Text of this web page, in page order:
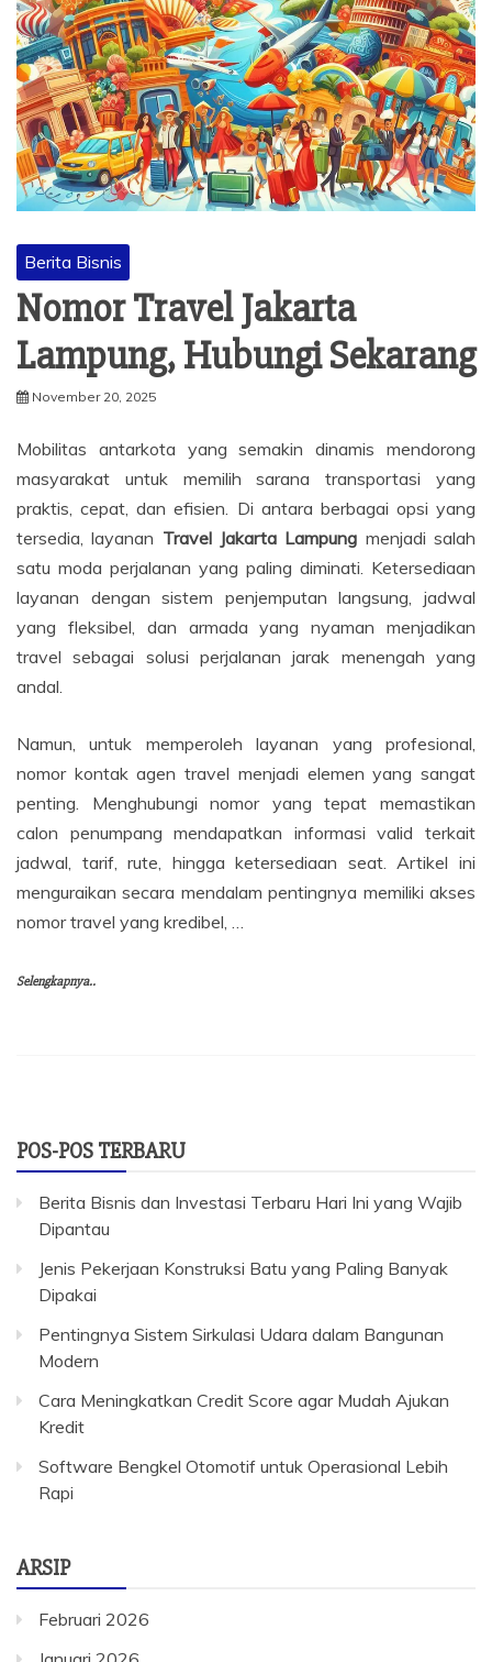
Berita Bisnis
Nomor Travel Jakarta
Lampung, Hubungi Sekarang
November 20, 2025
Mobilitas antarkota yang semakin dinamis mendorong
masyarakat untuk memilih sarana transportasi yang
praktis, cepat, dan efisien. Di antara berbagai opsi yang
tersedia, layanan Travel Jakarta Lampung menjadi salah
satu moda perjalanan yang paling diminati. Ketersediaan
layanan dengan sistem penjemputan langsung, jadwal
yang fleksibel, dan armada yang nyaman menjadikan
travel sebagai solusi perjalanan jarak menengah yang
andal.
Namun, untuk memperoleh layanan yang profesional,
nomor kontak agen travel menjadi elemen yang sangat
penting. Menghubungi nomor yang tepat memastikan
calon penumpang mendapatkan informasi valid terkait
jadwal, tarif, rute, hingga ketersediaan seat. Artikel ini
menguraikan secara mendalam pentingnya memiliki akses
nomor travel yang kredibel, …
Selengkapnya..
POS-POS TERBARU
Berita Bisnis dan Investasi Terbaru Hari Ini yang Wajib
Dipantau
Jenis Pekerjaan Konstruksi Batu yang Paling Banyak
Dipakai
Pentingnya Sistem Sirkulasi Udara dalam Bangunan
Modern
Cara Meningkatkan Credit Score agar Mudah Ajukan
Kredit
Software Bengkel Otomotif untuk Operasional Lebih
Rapi
ARSIP
Februari 2026